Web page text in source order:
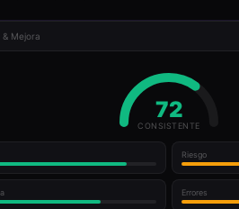
& Mejora
72
CONSISTENTE
Riesgo
Errores